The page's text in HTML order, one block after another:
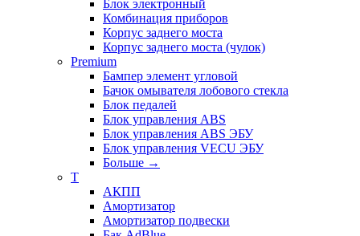
Блок электронный
Комбинация приборов
Корпус заднего моста
Корпус заднего моста (чулок)
Premium
Бампер элемент угловой
Бачок омывателя лобового стекла
Блок педалей
Блок управления ABS
Блок управления ABS ЭБУ
Блок управления VECU ЭБУ
Больше →
T
АКПП
Амортизатор
Амортизатор подвески